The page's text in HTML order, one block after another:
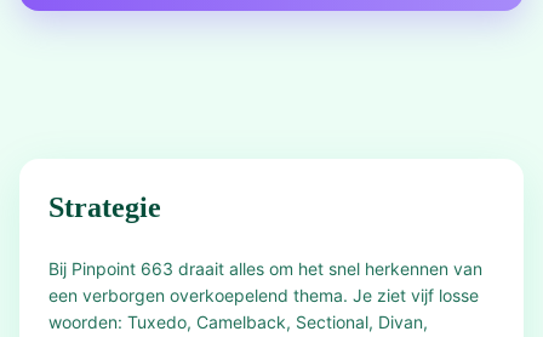
Strategie
Bij Pinpoint 663 draait alles om het snel herkennen van
een verborgen overkoepelend thema. Je ziet vijf losse
woorden: Tuxedo, Camelback, Sectional, Divan,